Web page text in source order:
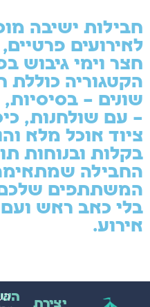
חבילות ישיבה
לאירועים
חצר וימי גיבוש
הקטגוריה כוללת
שונים –
– עם שולחנות,
ציוד אוכל מלא
בקלות ובנוחות
החבילה
המשתתפים שלכם
בלי כאב ראש
אירוע.